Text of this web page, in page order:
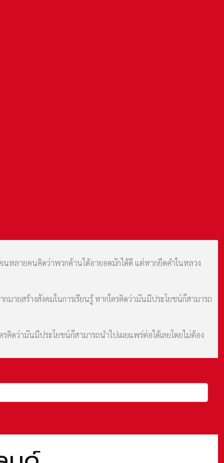
หลายคนคิดว่าพวกด้านได้อายอดมักได้ดี แต่หากยึดคำในหลวง
ายสร้างสังคมในการเรียนรู้ หากใครคิดว่ามันมีประโยชน์ก็สามารถ
คิดว่ามันมีประโยชน์ก็สามารถนำไปเผยแพร่ต่อได้เลยโดยไม่ต้อง